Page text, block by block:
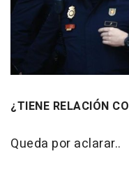
¿TIENE RELACIÓN
Queda por aclarar..